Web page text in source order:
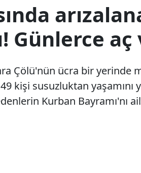
Günlerce aç
Çölü'nün ücra bir yerinde
kişi susuzluktan
Kurban